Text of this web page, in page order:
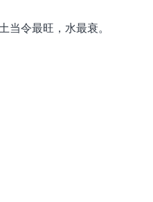
令最旺，水最衰。